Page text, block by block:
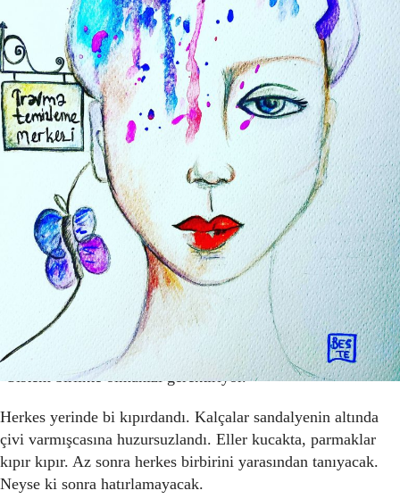
Yedi kadın
vardı. Çember
olmuşlardı. Travmalarını sıfırlayacak, hiçbir şey
hatırlamadan çıkıp gideceklerdi merkezden.
“Anlatın. Sırayla… Sonra kabloları bağlayacak ve
anlattığınız bölümü sıfırlayacağız.”
“Anlatmamız şart mı? Biz size yazsak neresi olduğunu, siz
direkt sıfırlasanız?”
“Yok sistem öyle çalışmıyor. Yüksek sesle tekrarlamanız
gerekiyor.”
“Peki özel olarak anlatsak?”
“Sistem birlikte olmanızı gerektiriyor.”
Herkes yerinde bi kıpırdandı. Kalçalar sandalyenin altında
çivi varmışcasına huzursuzlandı. Eller kucakta, parmaklar
kıpır kıpır. Az sonra herkes birbirini yarasından tanıyacak.
Neyse ki sonra hatırlamayacak.